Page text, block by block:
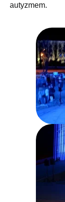
autyzmem.